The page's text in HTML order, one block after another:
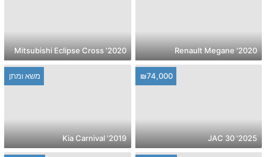
2020' Renault Megane
2020' Mitsubishi Eclipse Cross
₪74,000
2025' JAC 30
משא ומתן
2019' Kia Carnival